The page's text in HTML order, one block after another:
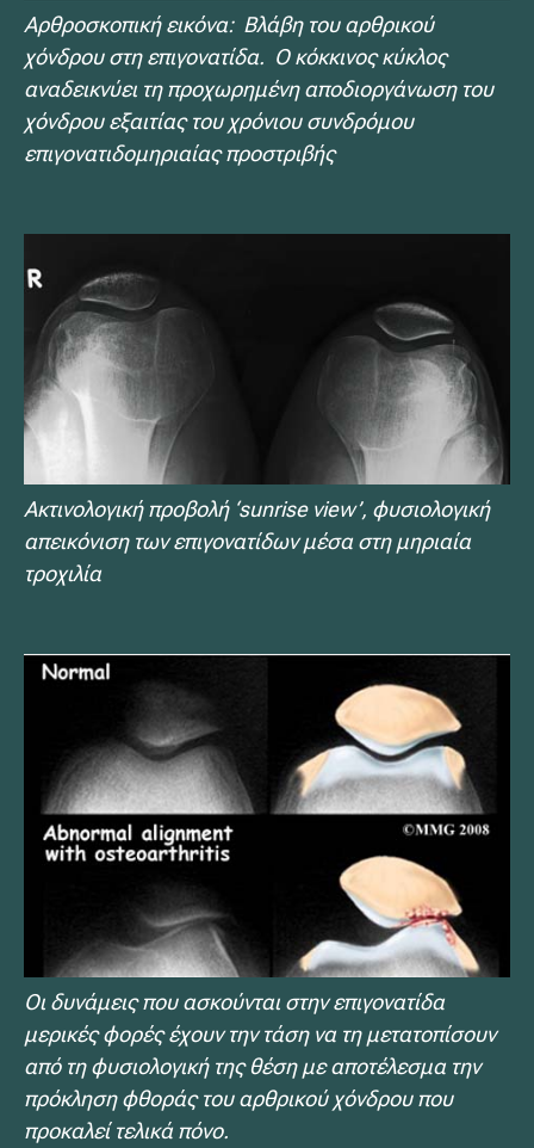
Αρθροσκοπική εικόνα: Βλάβη του αρθρικού
χόνδρου στη επιγονατίδα. Ο κόκκινος κύκλος
αναδεικνύει τη προχωρημένη αποδιοργάνωση του
χόνδρου εξαιτίας του χρόνιου συνδρόμου
επιγονατιδομηριαίας προστριβής
Ακτινολογική προβολή ‘sunrise view’, φυσιολογική
απεικόνιση των επιγονατίδων μέσα στη μηριαία
τροχιλία
Οι δυνάμεις που ασκούνται στην επιγονατίδα
μερικές φορές έχουν την τάση να τη μετατοπίσουν
από τη φυσιολογική της θέση με αποτέλεσμα την
πρόκληση φθοράς του αρθρικού χόνδρου που
προκαλεί τελικά πόνο.